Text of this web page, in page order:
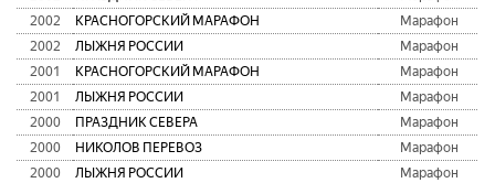
2002
КРАСНОГОРСКИЙ МАРАФОН
Марафон
2002
ЛЫЖНЯ РОССИИ
Марафон
2001
КРАСНОГОРСКИЙ МАРАФОН
Марафон
2001
ЛЫЖНЯ РОССИИ
Марафон
2000
ПРАЗДНИК СЕВЕРА
Марафон
2000
НИКОЛОВ ПЕРЕВОЗ
Марафон
2000
ЛЫЖНЯ РОССИИ Марафон